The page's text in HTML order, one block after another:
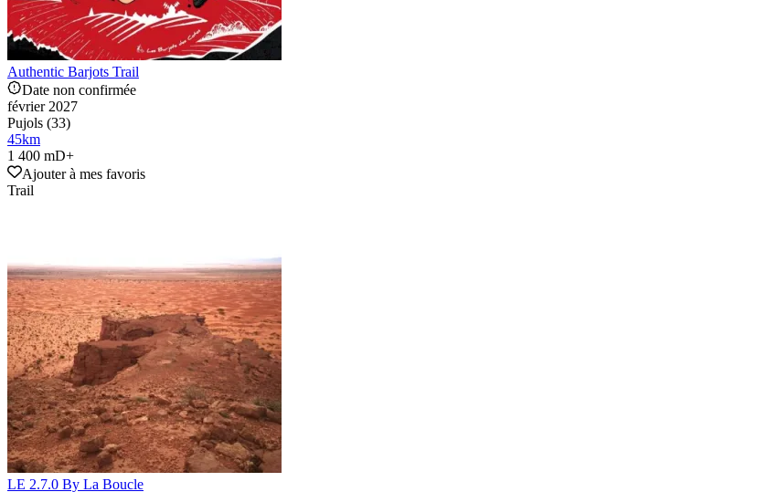
Authentic Barjots Trail
Date non confirmée
février 2027
Pujols (33)
45km
1 400 mD+
Ajouter à mes favoris
Trail
LE 2.7.0 By La Boucle